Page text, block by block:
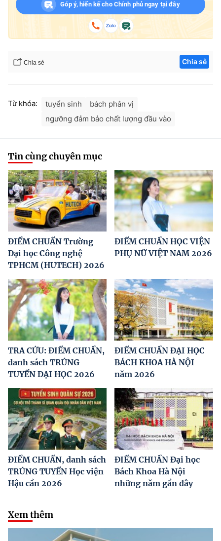
Góp ý, hiến kế cho Chính phủ ngay tại đây
Chia sẻ Chia sẻ
Từ khóa: tuyển sinh
bách phân vị
ngưỡng đảm bảo chất lượng đầu vào
Tin cùng chuyên mục
ĐIỂM CHUẨN Trường
Đại học Công nghệ
TPHCM (HUTECH) 2026
ĐIỂM CHUẨN HỌC VIỆN
PHỤ NỮ VIỆT NAM 2026
TRA CỨU: ĐIỂM CHUẨN,
danh sách TRÚNG
TUYỂN ĐẠI HỌC 2026
ĐIỂM CHUẨN ĐẠI HỌC
BÁCH KHOA HÀ NỘI
năm 2026
ĐIỂM CHUẨN, danh sách
TRÚNG TUYỂN Học viện
Hậu cần 2026
ĐIỂM CHUẨN Đại học
Bách Khoa Hà Nội
những năm gần đây
Xem thêm